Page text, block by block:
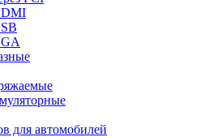
для автомобилей